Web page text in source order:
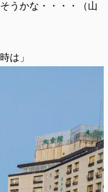
うかな・・・・（山
は」